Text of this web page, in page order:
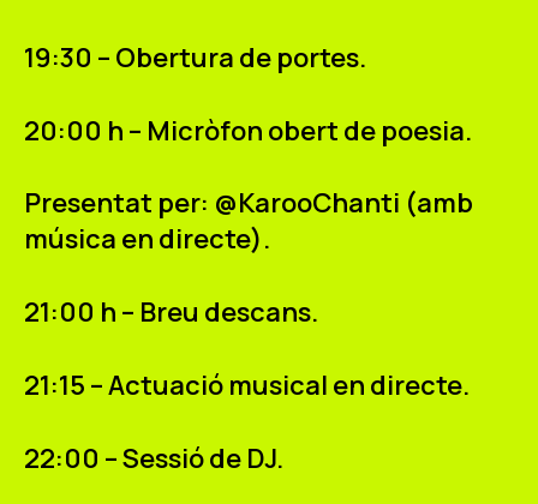
19:30 – Obertura de portes.
20:00 h – Micròfon obert de poesia.
Presentat per: @KarooChanti (amb
música en directe).
21:00 h – Breu descans.
21:15 – Actuació musical en directe.
22:00 – Sessió de DJ.